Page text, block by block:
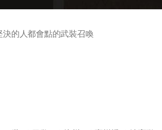
決的人都會點的武裝召喚